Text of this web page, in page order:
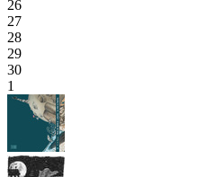
26
27
28
29
30
1